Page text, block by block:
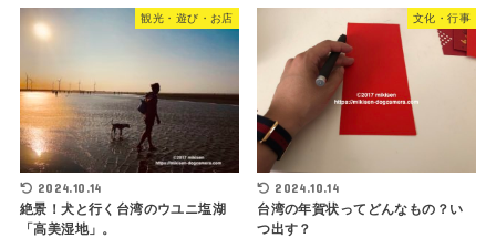
観光・遊び・お店
2024.10.14
絶景！犬と行く台湾のウユニ塩湖
「高美湿地」。
文化・行事
2024.10.14
台湾の年賀状ってどんなもの？い
つ出す？